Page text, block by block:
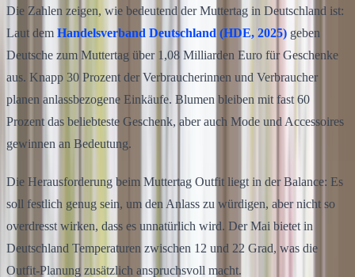
Die Zahlen zeigen, wie bedeutend der Muttertag in Deutschland ist:
Laut dem Handelsverband Deutschland (HDE, 2025) geben
Deutsche zum Muttertag über 1,08 Milliarden Euro für Geschenke
aus. Knapp 30 Prozent der Verbraucherinnen und Verbraucher
planen anlassbezogene Einkäufe. Blumen bleiben mit fast 60
Prozent das beliebteste Geschenk, aber auch Mode und Accessoires
gewinnen an Bedeutung.
Die Herausforderung beim Muttertag Outfit liegt in der Balance: Es
soll festlich genug sein, um den Anlass zu würdigen, aber nicht so
overdresst wirken, dass es unnatürlich wird. Der Mai bietet in
Deutschland Temperaturen zwischen 12 und 22 Grad, was die
Outfit-Planung zusätzlich anspruchsvoll macht.